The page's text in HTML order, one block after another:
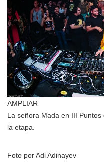
AMPLIAR
La señora Mada en III
la etapa.
Foto por Adi Adinayev